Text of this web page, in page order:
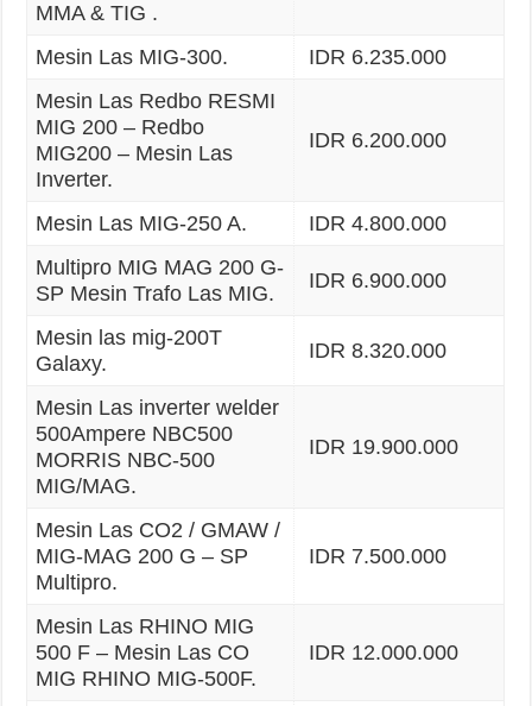
MMA & TIG .
Mesin Las MIG-300.
IDR 6.235.000
Mesin Las Redbo RESMI
MIG 200 – Redbo
MIG200 – Mesin Las
Inverter.
IDR 6.200.000
Mesin Las MIG-250 A.
IDR 4.800.000
Multipro MIG MAG 200 G-
SP Mesin Trafo Las MIG.
IDR 6.900.000
Mesin las mig-200T
Galaxy.
IDR 8.320.000
Mesin Las inverter welder
500Ampere NBC500
MORRIS NBC-500
MIG/MAG.
IDR 19.900.000
Mesin Las CO2 / GMAW /
MIG-MAG 200 G – SP
Multipro.
IDR 7.500.000
Mesin Las RHINO MIG
500 F – Mesin Las CO
MIG RHINO MIG-500F.
IDR 12.000.000